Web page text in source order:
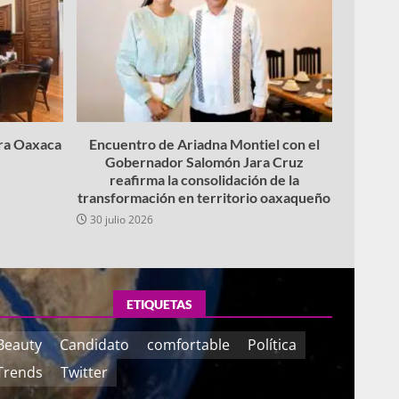
Oaxaca
Encuentro de Ariadna Montiel con el
Gobernador Salomón Jara Cruz
reafirma la consolidación de la
transformación en territorio oaxaqueño
30 julio 2026
ETIQUETAS
Candidato comfortable
Política
Twitter